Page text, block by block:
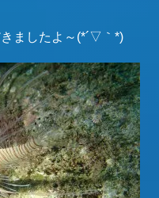
ましたよ～(*´▽｀*)